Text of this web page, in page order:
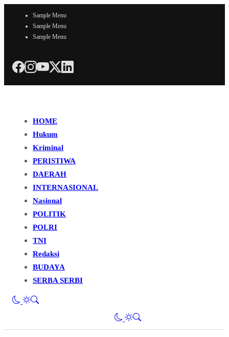
Sample Menu
Sample Menu
Sample Menu
HOME
Hukum
Kriminal
PERISTIWA
DAERAH
INTERNASIONAL
Nasional
POLITIK
POLRI
TNI
Redaksi
BUDAYA
SERBA SERBI